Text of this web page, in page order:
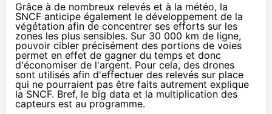
Grâce à de nombreux relevés et à la météo, la
SNCF anticipe également le développement de la
végétation afin de concentrer ses efforts sur les
zones les plus sensibles. Sur 30 000 km de ligne,
pouvoir cibler précisément des portions de voies
permet en effet de gagner du temps et donc
d'économiser de l'argent. Pour cela, des drones
sont utilisés afin d'effectuer des relevés sur place
qui ne pourraient pas être faits autrement explique
la SNCF. Bref, le big data et la multiplication des
capteurs est au programme.